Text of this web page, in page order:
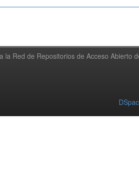
la Red de Repositorios de Acceso Abierto